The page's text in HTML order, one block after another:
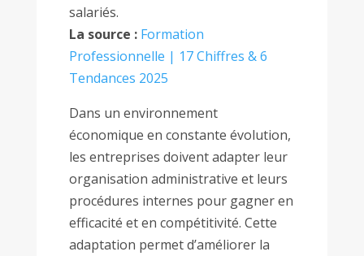
salariés.
La source : Formation
Professionnelle | 17 Chiffres & 6
Tendances 2025
Dans un environnement
économique en constante évolution,
les entreprises doivent adapter leur
organisation administrative et leurs
procédures internes pour gagner en
efficacité et en compétitivité. Cette
adaptation permet d’améliorer la